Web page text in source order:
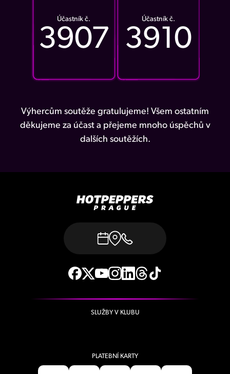
Účastník č.
3907
Účastník č.
3910
Výhercům soutěže gratulujeme! Všem ostatním
děkujeme za účast a přejeme mnoho úspěchů v
dalších soutěžích.
SLUŽBY V KLUBU
PLATEBNÍ KARTY